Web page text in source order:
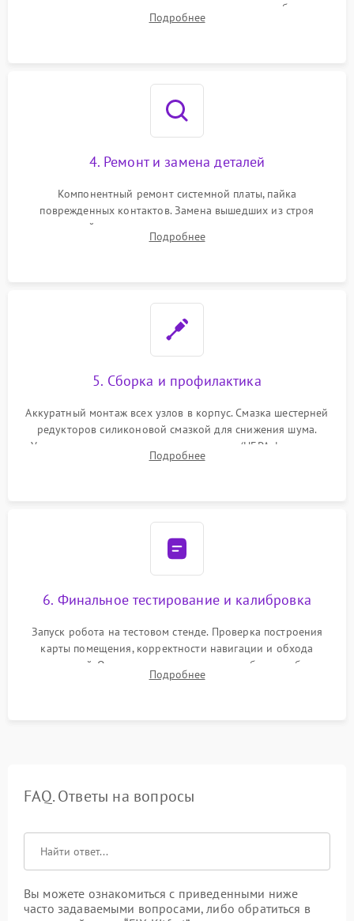
тестирование приводных моторов колес и турбины
всасывания. Оценка состояния оптических и инфракрасных
Подробнее
4. Ремонт и замена деталей
Компонентный ремонт системной платы, пайка
поврежденных контактов. Замена вышедших из строя
двигателей, изношенного аккумулятора, неисправного
лидара или помпы подачи воды. Восстановление шлейфов и
Подробнее
5. Сборка и профилактика
Аккуратный монтаж всех узлов в корпус. Смазка шестерней
редукторов силиконовой смазкой для снижения шума.
Установка новых расходных материалов (HEPA-фильтров,
микрофибры, щеток). Надежная фиксация разъемов и
Подробнее
6. Финальное тестирование и калибровка
Запуск робота на тестовом стенде. Проверка построения
карты помещения, корректности навигации и обхода
препятствий. Оценка силы всасывания и работы турбины.
Тестирование автоматического возврата на док-станцию и
Подробнее
FAQ. Ответы на вопросы
Вы можете ознакомиться с приведенными ниже
часто задаваемыми вопросами, либо обратиться в